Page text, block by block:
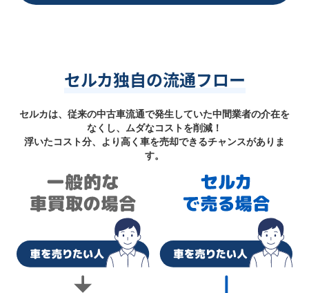
セルカ独自の流通フロー
セルカは、従来の中古車流通で発生していた中間業者の介在を
なくし、ムダなコストを削減！
浮いたコスト分、より高く車を売却できるチャンスがありま
す。